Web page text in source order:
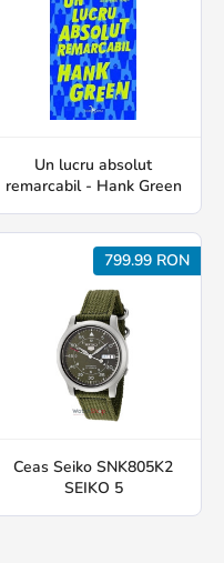
Un lucru absolut
remarcabil - Hank Green
799.99 RON
Ceas Seiko SNK805K2
SEIKO 5